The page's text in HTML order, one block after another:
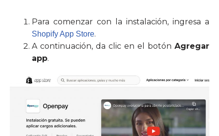
Para comenzar con la instalación, ingresa a
Shopify App Store.
A continuación, da clic en el botón Agregar
app.